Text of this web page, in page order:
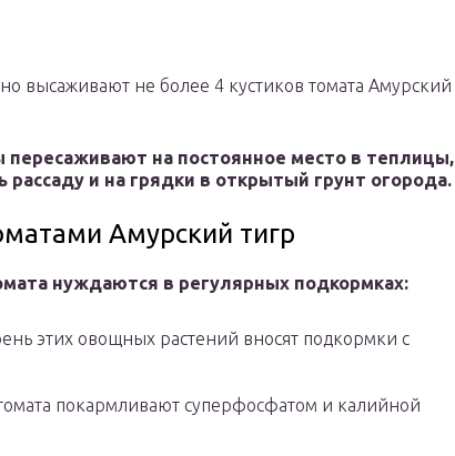
высаживают не более 4 кустиков томата Амурский
пересаживают на постоянное место в теплицы,
и на грядки в открытый грунт огорода.
Амурский тигр
нуждаются в регулярных подкормках:
этих овощных растений вносят подкормки с
покармливают суперфосфатом и калийной